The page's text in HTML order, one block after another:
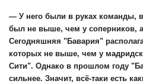
— У него были в руках команды,
был не выше, чем у соперников,
Сегодняшняя "Бавария"
которых не выше, чем у
Сити". Однако в прошлом году
сильнее. Значит, всё-таки есть